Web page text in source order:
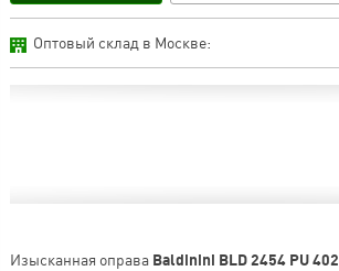
Оптовый склад в Москве:
Изысканная оправа Baldinini BLD 2454 PU 402